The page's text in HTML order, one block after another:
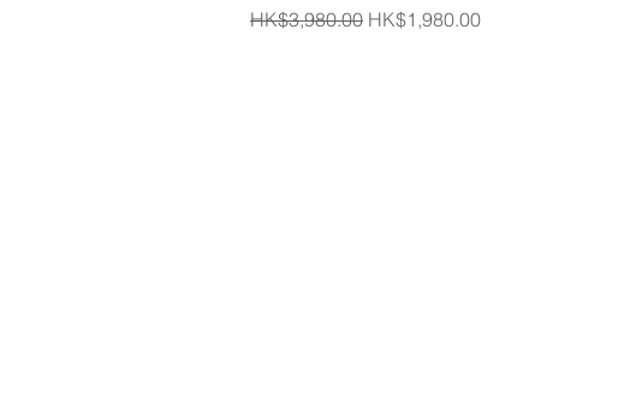
一般價格
HK$3,980.00 促銷價格
HK$1,980.00